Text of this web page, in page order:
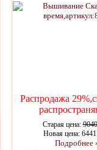
Распродажа
Старая цена:
Новая цена:
Подробнее